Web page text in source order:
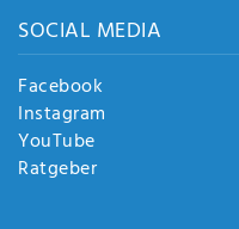
SOCIAL MEDIA
Facebook
Instagram
YouTube
Ratgeber